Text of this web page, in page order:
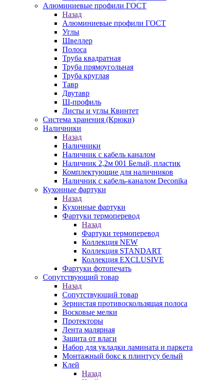
Алюминиевые профили ГОСТ
Назад
Алюминиевые профили ГОСТ
Углы
Швеллер
Полоса
Труба квадратная
Труба прямоугольная
Труба круглая
Тавр
Двутавр
Ш-профиль
Листы и углы Квинтет
Система хранения (Крюки)
Наличники
Назад
Наличники
Наличник с кабель каналом
Наличник 2,2м 001 Белый, пластик
Комплектующие для наличников
Наличник с кабель-каналом Deconika
Кухонные фартуки
Назад
Кухонные фартуки
Фартуки термоперевод
Назад
Фартуки термоперевод
Коллекция NEW
Коллекция STANDART
Коллекция EXCLUSIVE
Фартуки фотопечать
Сопутствующий товар
Назад
Сопутствующий товар
Зернистая противоскользящая полоса
Восковые мелки
Протекторы
Лента малярная
Защита от влаги
Набор для укладки ламината и паркета
Монтажный бокс к плинтусу белый
Клей
Назад